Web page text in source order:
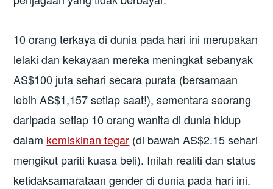
10 orang terkaya di dunia pada hari ini merupakan
lelaki dan kekayaan mereka meningkat sebanyak
AS$100 juta sehari secara purata (bersamaan
lebih AS$1,157 setiap saat!), sementara seorang
daripada setiap 10 orang wanita di dunia hidup
dalam kemiskinan tegar (di bawah AS$2.15 sehari
mengikut pariti kuasa beli). Inilah realiti dan status
ketidaksamarataan gender di dunia pada hari ini.